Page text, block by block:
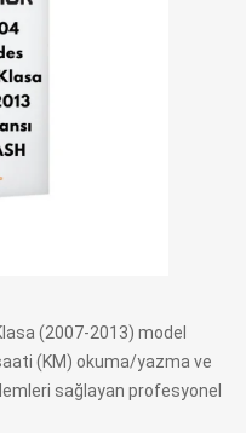
(2007-2013) model
(KM) okuma/yazma ve
sağlayan profesyonel